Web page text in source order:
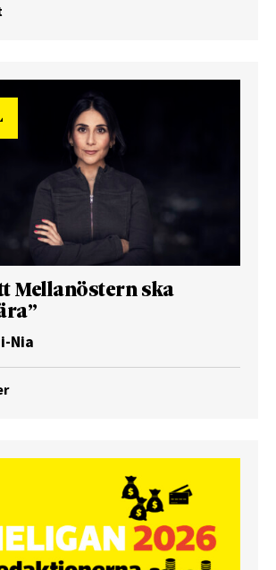
Mellanöstern ska
Nia